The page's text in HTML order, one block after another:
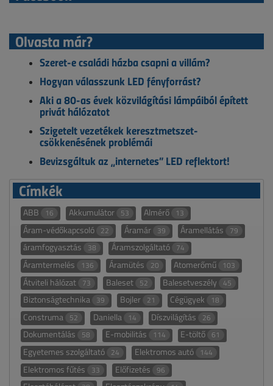
Olvasta már?
Szeret-e családi házba csapni a villám?
Hogyan válasszunk LED fényforrást?
Aki a 80-as évek közvilágítási lámpáiból épített
privát hálózatot
Szigetelt vezetékek keresztmetszet-
csökkenésének problémái
Bevizsgáltuk az „internetes” LED reflektort!
Címkék
ABB 16 Akkumulátor 53 Almérő 13
Áram-védőkapcsoló 22 Áramár 39 Áramellátás 79
áramfogyasztás 38 Áramszolgáltató 74
Áramtermelés 136 Áramütés 20 Atomerőmű 103
Átviteli hálózat 73 Baleset 52 Balesetveszély 45
Biztonságtechnika 39 Bojler 21 Cégügyek 18
Construma 52 Daniella 14 Díszvilágítás 26
Dokumentálás 58 E-mobilitás 114 E-töltő 61
Egyetemes szolgáltató 24 Elektromos autó 144
Elektromos fűtés 33 Előfizetés 96